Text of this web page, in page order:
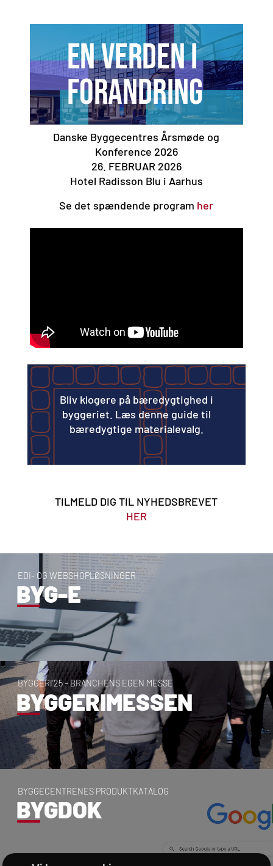
Afgiften betales af platforme og
virksomheder — ikke af forbrugerne selv.
Danske Byggecentres Årsmøde og
Konference 2026
26. FEBRUAR 2026
Hotel Radisson Blu i Aarhus
Se det spændende program her
Bliv klogere på bæredygtighed i
byggeriet. Læs denne guide til
bæredygtige materialevalg.
TILMELD DIG TIL NYHEDSBREVET
HER
EDI- OG WEBSHOPLØSNINGER
BYG-E
BYGGERI’25–BRANCHENS EGEN MESSE
BYGGERIMESSEN
BYGGECENTRENES PRODUKTKATAL OG
BYGDOK